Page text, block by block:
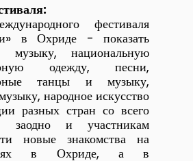
фестиваля
в Охриде - показать
музыку, национальную
одежду, песни,
танцы и музыку,
народное искусство
разных стран со всего
и участникам
новые знакомства на
в Охриде, а в